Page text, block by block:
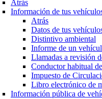
Atrás
Información de tus
Atrás
Datos de tus
Distintivo ambiental
Informe de un
Llamadas a revisión
Conductor habitual
Impuesto de
Libro electrónico de
Información pública de